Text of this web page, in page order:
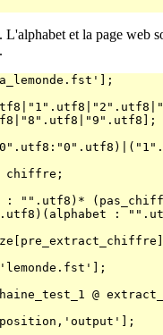
. L'alphabet et la page web
chiffre;
: "".utf8)*
@